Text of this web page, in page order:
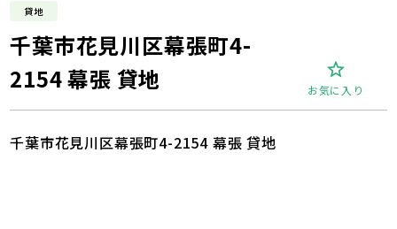
貸地
千葉市花見川区幕張町4-
2154 幕張 貸地
お気に入り
千葉市花見川区幕張町4-2154 幕張 貸地